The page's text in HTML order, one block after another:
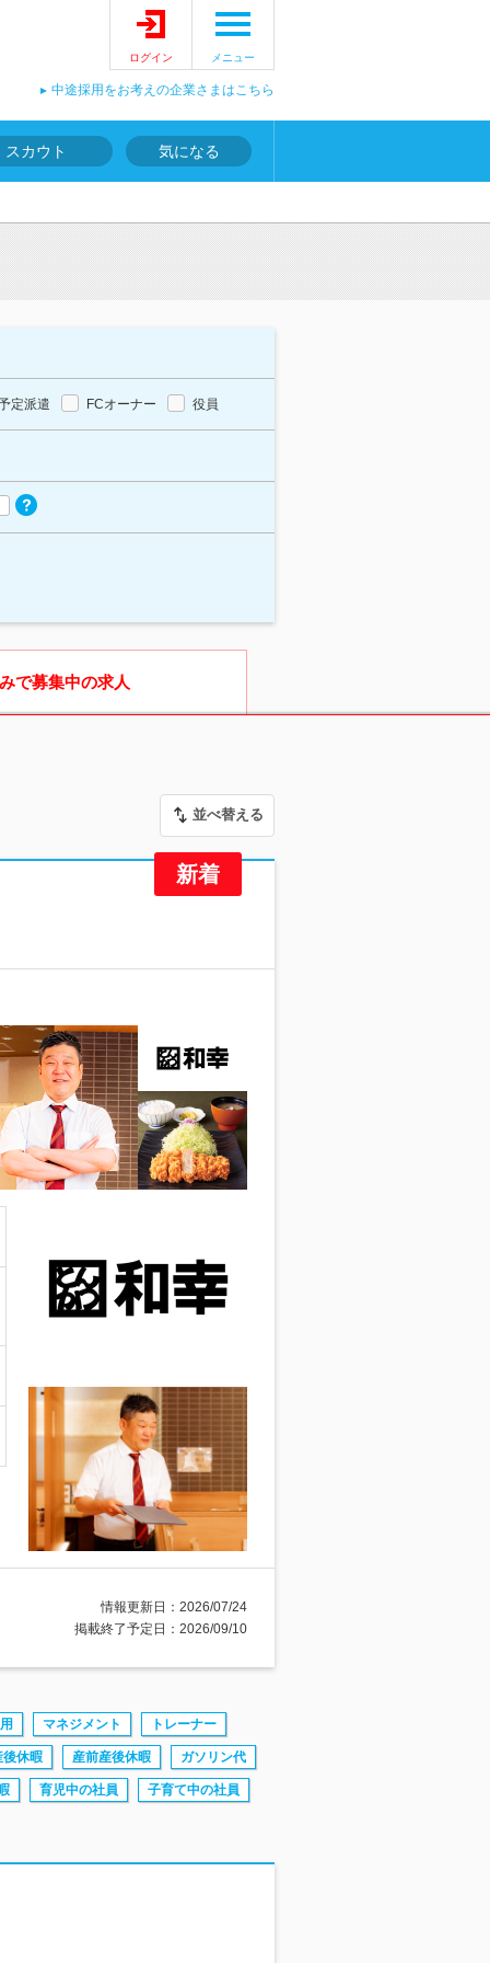
ログイン メニュー
中途採用をお考えの企業さまはこちら
スカウト 気になる
定派遣 FCオーナー 役員
で募集中の求人
並べ替える
情報更新日：2026/07/24
掲載終了予定日：2026/09/10
マネジメント トレーナー
後休暇 産前産後休暇 ガソリン代
育児中の社員 子育て中の社員